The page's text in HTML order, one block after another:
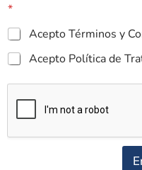
*
Acepto Términos y
Acepto Política de